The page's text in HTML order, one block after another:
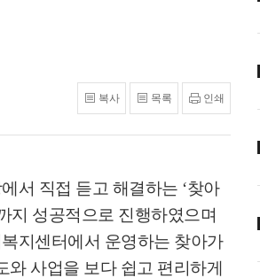
복사 목록 인쇄
서 직접 듣고 해결하는 ‘찾아
지 성공적으로 진행하였으며
지센터에서 운영하는 찾아가
사업을 보다 쉽고 편리하게